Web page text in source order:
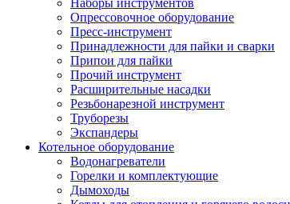
Наборы инструментов
Опрессовочное оборудование
Пресс-инструмент
Принадлежности для пайки и сварки
Припои для пайки
Прочий инструмент
Расширительные насадки
Резьбонарезной инструмент
Труборезы
Экспандеры
Котельное оборудование
Водонагреватели
Горелки и комплектующие
Дымоходы